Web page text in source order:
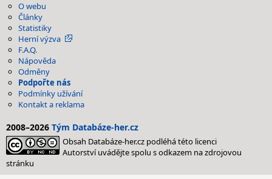
O webu
Články
Statistiky
Herní výzva
F.A.Q.
Nápověda
Odměny
Podpořte nás
Podmínky užívání
Kontakt a reklama
2008–2026 Tým Databáze-her.cz
Obsah Databáze-her.cz podléhá této licenci
Autorství uvádějte spolu s odkazem na zdrojovou
stránku